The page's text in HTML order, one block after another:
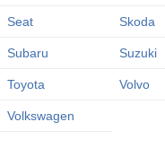
Seat Skoda
Subaru Suzuki
Toyota Volvo
Volkswagen